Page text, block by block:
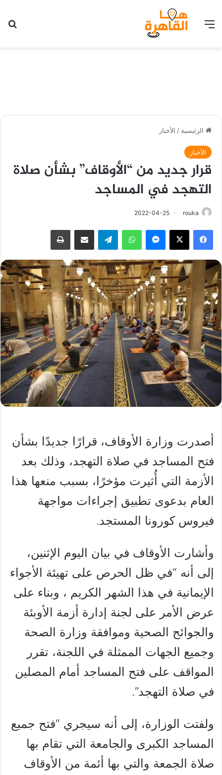
القائمة
الرئيسية / الأخبار
الأخبار
قرار جديد من “الأوقاف” بشأن صلاة
التهجد في المساجد
rouka
2022-04-25
فيسبوك ‫X ماسنجر واتساب تيلقرام مشاركة عبر البريد طباعة
أصدرت وزارة الأوقاف، قرارًا جديدًا بشأن
فتح المساجد في صلاة التهجد، وذلك بعد
الأزمة التي أُثيرت مؤخرًا، بسبب منعها هذا
العام بدعوى تطبيق إجراءات مواجهة
فيروس كورونا المستجد.
وأشارت الأوقاف في بيان اليوم الإثنين،
إلى أنه “في ظل الحرص على تهيئة الأجواء
الإيمانية في هذا الشهر الكريم ، وبناء على
عرض الأمر على لجنة إدارة أزمة الأوبئة
والجوائح الصحية وموافقة وزارة الصحة
وجميع الجهات الممثلة في اللجنة، تقرر
المواقف على فتح المساجد أمام المصلين
في صلاة التهجد”.
ولفتت الوزارة، إلى أنه سيجري “فتح جميع
المساجد الكبرى والجامعة التي تقام بها
صلاة الجمعة والتي بها أئمة من الأوقاف